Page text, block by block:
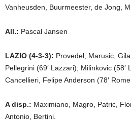
Vanheusden, Buurmeester, de Jong,
All.: Pascal Jansen
LAZIO (4-3-3): Provedel; Marusic,
Pellegrini (69′ Lazzari); Milinkovic (58′
Cancellieri, Felipe Anderson (78′
A disp.: Maximiano, Magro, Patric,
Antonio, Bertini.